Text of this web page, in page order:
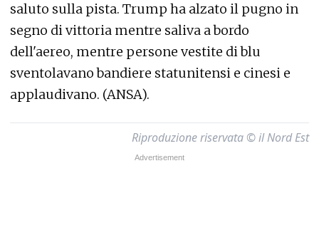
saluto sulla pista. Trump ha alzato il pugno in
segno di vittoria mentre saliva a bordo
dell'aereo, mentre persone vestite di blu
sventolavano bandiere statunitensi e cinesi e
applaudivano. (ANSA).
Riproduzione riservata © il Nord Est